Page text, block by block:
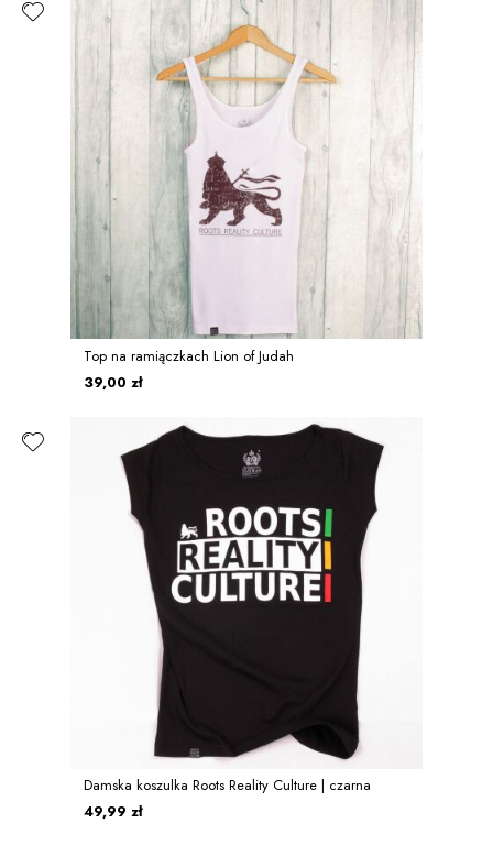
Top na ramiączkach Lion of Judah
39,00 zł
Damska koszulka Roots Reality Culture | czarna
49,99 zł